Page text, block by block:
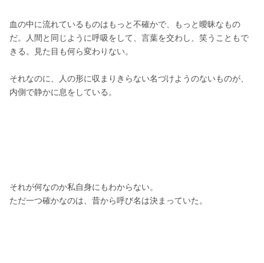
血の中に流れているものはもっと不確かで、もっと曖昧なもの
だ。人間と同じように呼吸をして、言葉を交わし、笑うこともで
きる。見た目も何ら変わりない。
それなのに、人の形に収まりきらない名づけようのないものが、
内側で静かに息をしている。
それが何なのか私自身にもわからない。
ただ一つ確かなのは、昔から呼び名は決まっていた。